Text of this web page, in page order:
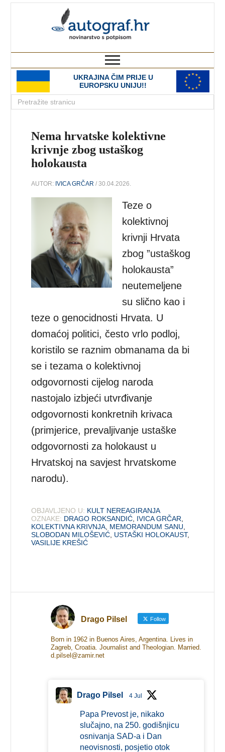
UKRAJINA ČIM PRIJE U
EUROPSKU UNIJU!!
Nema hrvatske kolektivne
krivnje zbog ustaškog
holokausta
AUTOR: IVICA GRČAR / 30.04.2026.
Teze o
kolektivnoj
krivnji Hrvata
zbog ”ustaškog
holokausta”
neutemeljene
su slično kao i
teze o genocidnosti Hrvata. U
domaćoj politici, često vrlo podloj,
koristilo se raznim obmanama da bi
se i tezama o kolektivnoj
odgovornosti cijelog naroda
nastojalo izbjeći utvrđivanje
odgovornosti konkretnih krivaca
(primjerice, prevaljivanje ustaške
odgovornosti za holokaust u
Hrvatskoj na savjest hrvatskome
narodu).
OBJAVLJENO U: KULT NEREAGIRANJA
OZNAKE: DRAGO ROKSANDIĆ IVICA GRČAR
KOLEKTIVNA KRIVNJA MEMORANDUM SANU
SLOBODAN MILOŠEVIĆ USTAŠKI HOLOKAUST,
VASILIJE KREŠIĆ
Drago Pilsel Follow
Born in 1962 in Buenos Aires, Argentina. Lives in
Zagreb, Croatia. Journalist and Theologian. Married.
d.pilsel@zamir.net
Drago Pilsel 4 Jul
Papa Prevost je, nikako
slučajno, na 250. godišnjicu
osnivanja SAD-a i Dan
neovisnosti, posjetio otok